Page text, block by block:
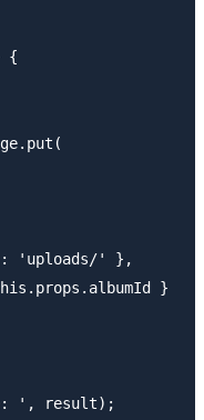
{
'uploads/' },
}
', result);